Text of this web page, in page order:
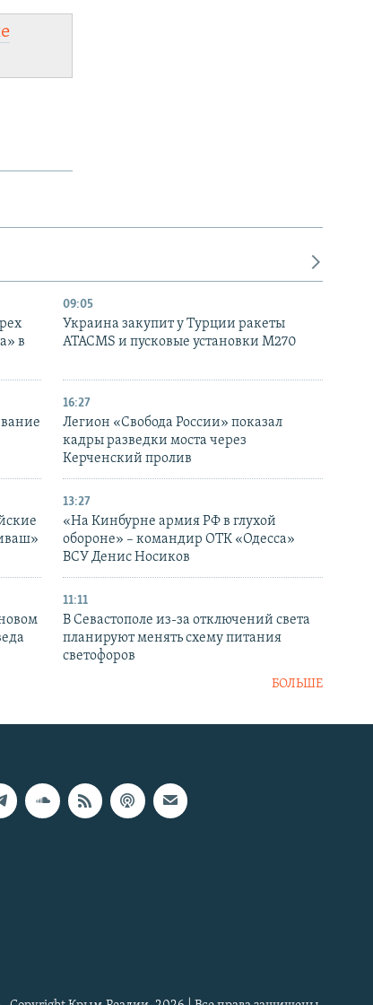
в
09:05
Украина закупит у Турции ракеты
ATACMS и пусковые установки M270
16:27
Легион «Свобода России» показал
кадры разведки моста через
Керченский пролив
13:27
«На Кинбурне армия РФ в глухой
обороне» – командир ОТК «Одесса»
ВСУ Денис Носиков
11:11
В Севастополе из-за отключений света
планируют менять схему питания
светофоров
БОЛЬШЕ